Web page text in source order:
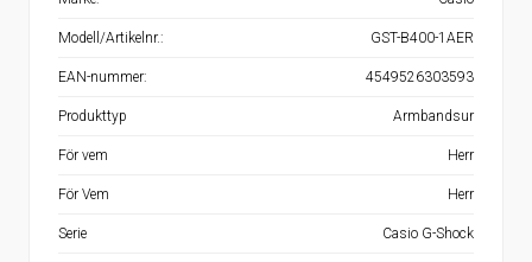
Modell/Artikelnr.: GST-B400-1AER
EAN-nummer: 4549526303593
Produkttyp Armbandsur
För vem Herr
För Vem Herr
Serie Casio G-Shock